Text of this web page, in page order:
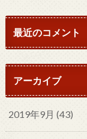
最近のコメント
アーカイブ
2019年9月 (43)